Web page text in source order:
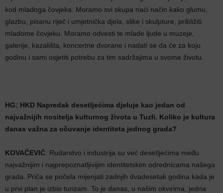
kod mladoga čovjeka. Moramo svi skupa naći način kako glumu,
glazbu, pisanu riječ i umjetnička djela, slike i skulpture, približiti
mladome čovjeku. Moramo odvesti te mlade ljude u muzeje,
galerije, kazališta, koncertne dvorane i nadati se da će za koju
godinu i sami osjetiti potrebu za tim sadržajima u svome životu.
HG: HKD Napredak desetljećima djeluje kao jedan od
najvažnijih nositelja kulturnog života u Tuzli. Koliko je kultura
danas važna za očuvanje identiteta jednog grada?
KOVAČEVIĆ: Rudarstvo i industrija su već desetljećima među
najvažnijim i najprepoznatljivijim identitetskim odrednicama našega
grada. Priča se počela mijenjati zadnjih dvadesetak godina kada je
u prvi plan je izbio turizam. To je danas, u našim okvirima, jedna